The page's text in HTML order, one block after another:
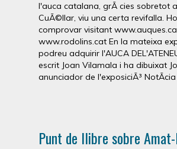
l'auca catalana, grÃ cies sobretot
CuÃ©llar, viu una certa revifalla.
comprovar visitant
www.rodolins.cat En la mateixa
podreu adquirir l'AUCA
escrit Joan Vilamala i ha dibuixat
anunciador de l'exposiciÃ³
Punt de llibre sobre